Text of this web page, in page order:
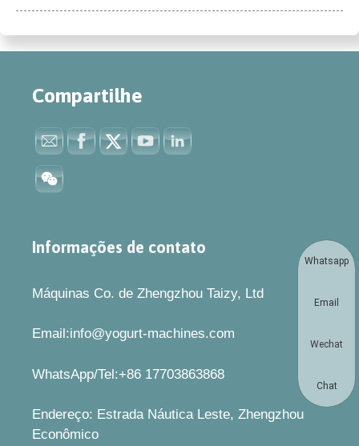
Compartilhe
Informações de contato
Máquinas Co. de Zhengzhou Taizy, Ltd
Email:info@yogurt-machines.com
WhatsApp/Tel:+86 17703863868
Endereço: Estrada Náutica Leste, Zhengzhou
Econômico
Whatsapp
Email
Wechat
Chat